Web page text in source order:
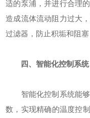
适的泵浦，并进行合理
造成流体流动阻力过大
过滤器，防止积垢和阻
四、智能化控制系统
智能化控制系统能够
数，实现精确的温度控